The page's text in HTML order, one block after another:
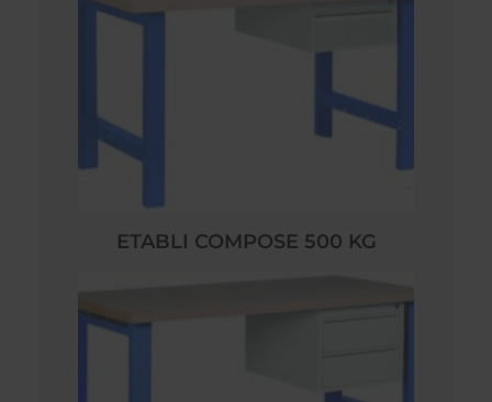
ETABLI COMPOSE 500 KG